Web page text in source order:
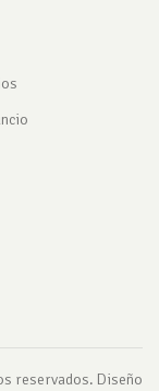
reservados. Diseño